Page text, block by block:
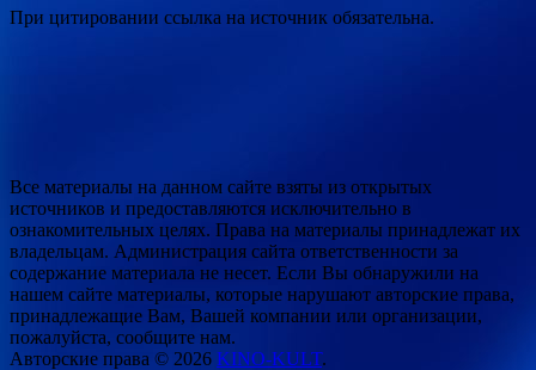
При цитировании ссылка на источник обязательна.
Все материалы на данном сайте взяты из открытых
источников и предоставляются исключительно в
ознакомительных целях. Права на материалы принадлежат их
владельцам. Администрация сайта ответственности за
содержание материала не несет. Если Вы обнаружили на
нашем сайте материалы, которые нарушают авторские права,
принадлежащие Вам, Вашей компании или организации,
пожалуйста, сообщите нам.
Авторские права © 2026 KINO-KULT.